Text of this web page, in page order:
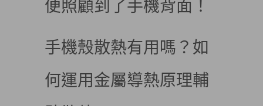
便照顧到了手機背面！
手機殼散熱有用嗎？如
何運用金屬導熱原理輔